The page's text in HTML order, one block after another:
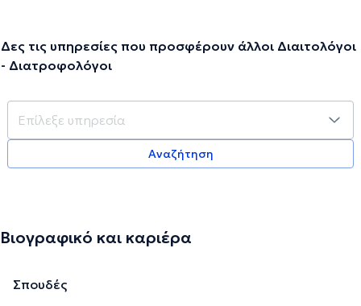
Δες τις υπηρεσίες που προσφέρουν άλλοι Διαιτολόγοι
- Διατροφολόγοι
Αναζήτηση
Βιογραφικό και καριέρα
Σπουδές